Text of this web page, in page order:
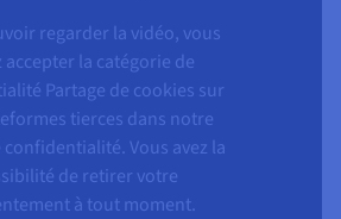
regarder la vidéo, vous
accepter la catégorie de
Partage de cookies sur
tierces dans notre
confidentialité. Vous avez la
de retirer votre
à tout moment.